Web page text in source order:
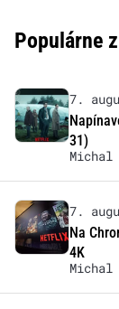
Populárne
7.
31)
7.
Na
4K